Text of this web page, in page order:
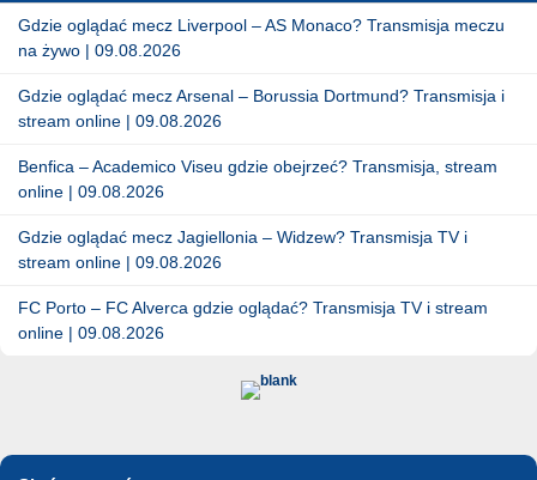
Gdzie oglądać mecz Liverpool – AS Monaco? Transmisja meczu
na żywo | 09.08.2026
Gdzie oglądać mecz Arsenal – Borussia Dortmund? Transmisja i
stream online | 09.08.2026
Benfica – Academico Viseu gdzie obejrzeć? Transmisja, stream
online | 09.08.2026
Gdzie oglądać mecz Jagiellonia – Widzew? Transmisja TV i
stream online | 09.08.2026
FC Porto – FC Alverca gdzie oglądać? Transmisja TV i stream
online | 09.08.2026